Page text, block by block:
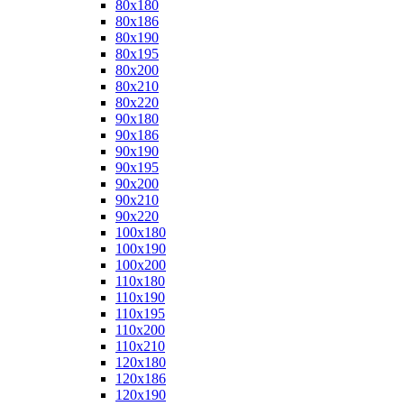
80x180
80x186
80x190
80x195
80x200
80x210
80x220
90x180
90x186
90x190
90x195
90x200
90x210
90x220
100x180
100x190
100x200
110x180
110x190
110x195
110x200
110x210
120x180
120x186
120x190